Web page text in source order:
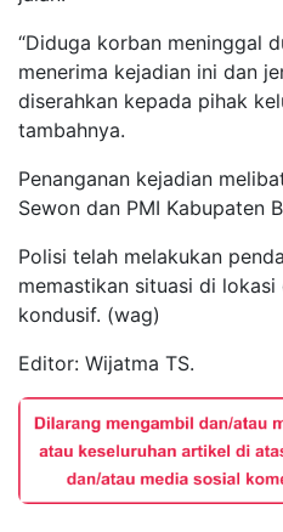
“Diduga korban meninggal
menerima kejadian ini dan
diserahkan kepada pihak
tambahnya.
Penanganan kejadian
Sewon dan PMI Kabupaten
Polisi telah melakukan
memastikan situasi di
kondusif. (wag)
Editor: Wijatma TS.